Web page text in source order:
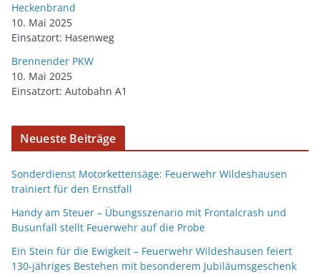
Heckenbrand
10. Mai 2025
Einsatzort: Hasenweg
Brennender PKW
10. Mai 2025
Einsatzort: Autobahn A1
Neueste Beiträge
Sonderdienst Motorkettensäge: Feuerwehr Wildeshausen
trainiert für den Ernstfall
Handy am Steuer – Übungsszenario mit Frontalcrash und
Busunfall stellt Feuerwehr auf die Probe
Ein Stein für die Ewigkeit – Feuerwehr Wildeshausen feiert
130-jähriges Bestehen mit besonderem Jubiläumsgeschenk